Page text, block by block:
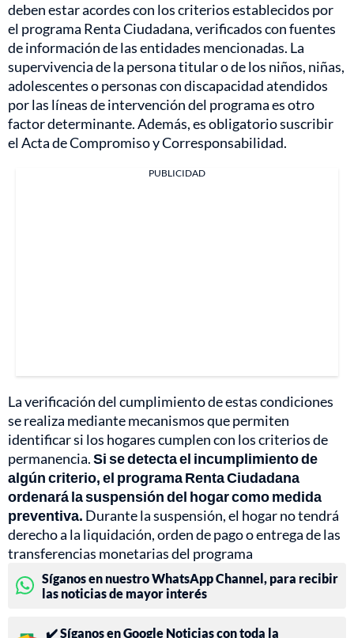
deben estar acordes con los criterios establecidos por
el programa Renta Ciudadana, verificados con fuentes
de información de las entidades mencionadas. La
supervivencia de la persona titular o de los niños, niñas,
adolescentes o personas con discapacidad atendidos
por las líneas de intervención del programa es otro
factor determinante. Además, es obligatorio suscribir
el Acta de Compromiso y Corresponsabilidad.
PUBLICIDAD
La verificación del cumplimiento de estas condiciones
se realiza mediante mecanismos que permiten
identificar si los hogares cumplen con los criterios de
permanencia.Si se detecta el incumplimiento de
algún criterio, el programa Renta Ciudadana
ordenará la suspensión del hogar como medida
preventiva. Durante la suspensión, el hogar no tendrá
derecho a la liquidación, orden de pago o entrega de las
transferencias monetarias del programa
Síganos en nuestro WhatsApp Channel, para recibir
las noticias de mayor interés
✔️ Síganos en Google Noticias con toda la